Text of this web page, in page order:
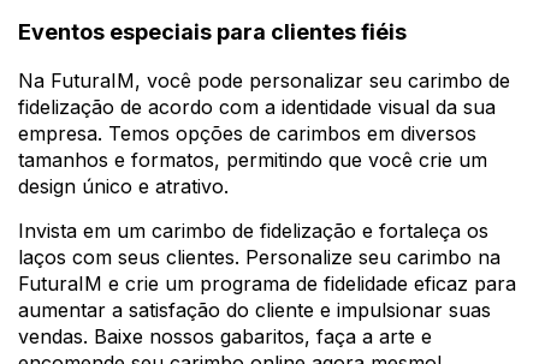
Eventos especiais para clientes fiéis
Na FuturaIM, você pode personalizar seu carimbo de
fidelização de acordo com a identidade visual da sua
empresa. Temos opções de carimbos em diversos
tamanhos e formatos, permitindo que você crie um
design único e atrativo.
Invista em um carimbo de fidelização e fortaleça os
laços com seus clientes. Personalize seu carimbo na
FuturaIM e crie um programa de fidelidade eficaz para
aumentar a satisfação do cliente e impulsionar suas
vendas. Baixe nossos gabaritos, faça a arte e